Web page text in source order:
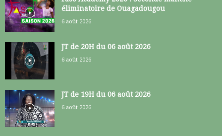
éliminatoire de Ouagadougou
6 août 2026
JT de 20H du 06 août 2026
6 août 2026
JT de 19H du 06 août 2026
6 août 2026